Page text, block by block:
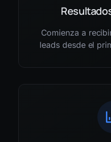
Comienza a
leads desde el